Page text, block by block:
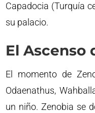
Capadocia (Turquía
su palacio.
El Ascenso
El momento de
Odaenathus,
un niño. Zenobia se